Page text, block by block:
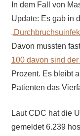
In dem Fall von
Update: Es gab in
Davon mussten
100 davon sind
Prozent. Es bleibt
Patienten das
Laut CDC hat die
gemeldet 6.239